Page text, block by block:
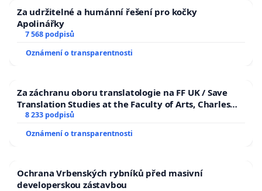
Za udržitelné a humánní řešení pro kočky
Apolinářky
7 568 podpisů
Oznámení o transparentnosti
Za záchranu oboru translatologie na FF UK / Save
Translation Studies at the Faculty of Arts, Charles
University
8 233 podpisů
Oznámení o transparentnosti
Ochrana Vrbenských rybníků před masivní
developerskou zástavbou